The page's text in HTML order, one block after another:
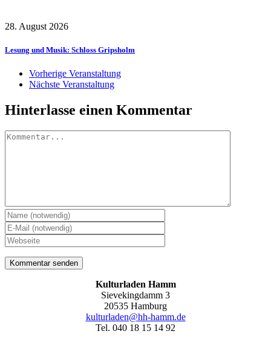
28. August 2026
Lesung und Musik: Schloss Gripsholm
Vorherige Veranstaltung
Nächste Veranstaltung
Hinterlasse einen Kommentar
Kommentar
Kulturladen Hamm
Sievekingdamm 3
20535 Hamburg
kulturladen@hh-hamm.de
Tel. 040 18 15 14 92